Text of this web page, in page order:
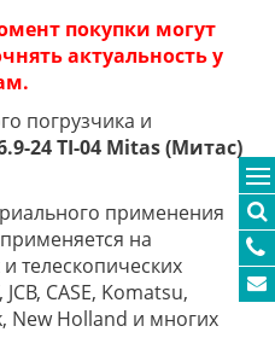
покупки могут
актуальность у
погрузчика и
24 TI-04 Mitas (Митас)
применения
на
телескопических
CASE, Komatsu,
New Holland и многих